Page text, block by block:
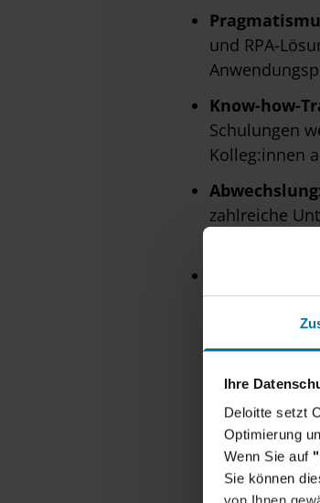
Ihre
Deloitte setzt
Optimierung
Wenn Sie auf
Sie können
und RPA-
Know-how-
Schulungen
Kolleg:innen
zahlreiche
unsere
Business-